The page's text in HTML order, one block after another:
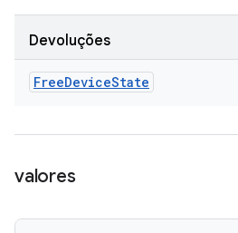
Devoluções
FreeDeviceState
valores